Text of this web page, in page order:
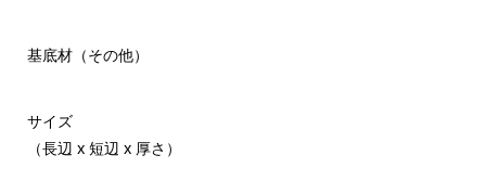
基底材（その他）
サイズ
（長辺 x 短辺 x 厚さ）